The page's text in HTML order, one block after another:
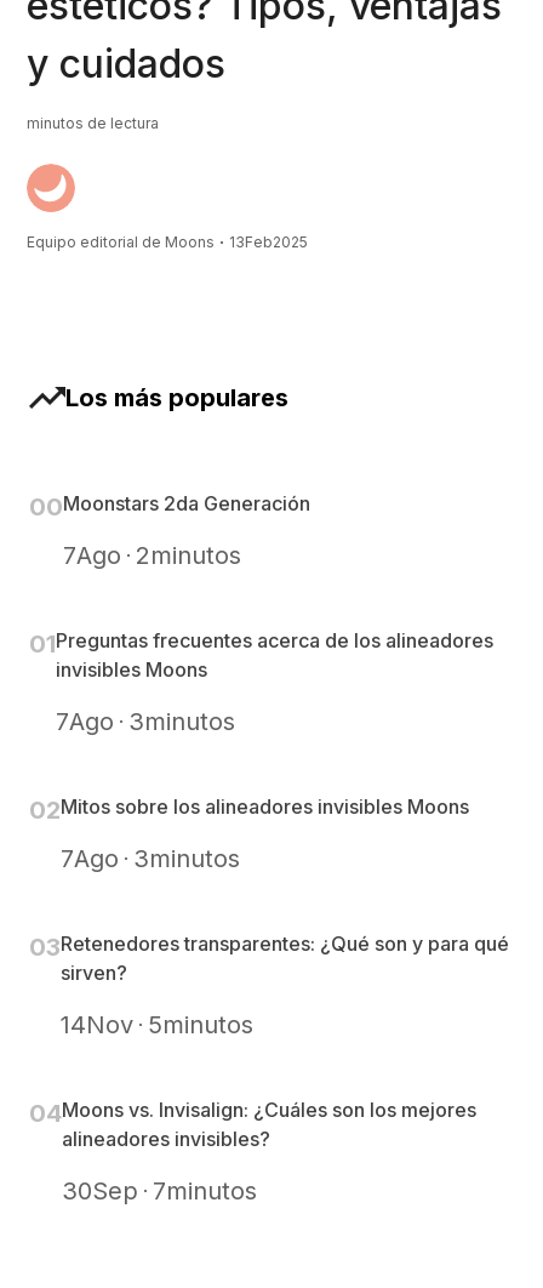
y cuidados
minutos de lectura
Equipo editorial de Moons 13Feb2025
Los más populares
00Moonstars 2da Generación
7Ago 2minutos
01Preguntas frecuentes acerca de los alineadores
invisibles Moons
7Ago 3minutos
02Mitos sobre los alineadores invisibles Moons
7Ago 3minutos
03Retenedores transparentes: ¿Qué son y para qué
sirven?
14Nov 5minutos
04Moons vs. Invisalign: ¿Cuáles son los mejores
alineadores invisibles?
30Sep 7minutos